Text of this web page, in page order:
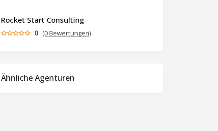
Rocket Start Consulting
0 (0 Bewertungen)
Ähnliche Agenturen